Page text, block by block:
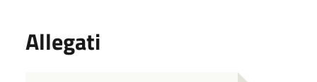
Allegati